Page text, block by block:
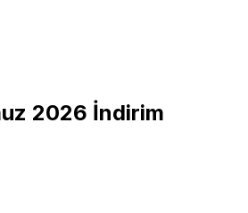
2026 İndirim